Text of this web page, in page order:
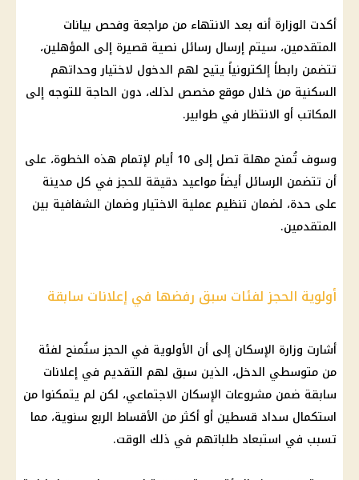
أكدت الوزارة أنه بعد الانتهاء من مراجعة وفحص بيانات
المتقدمين، سيتم إرسال رسائل نصية قصيرة إلى المؤهلين،
تتضمن رابطاً إلكترونياً يتيح لهم الدخول لاختيار وحداتهم
السكنية من خلال موقع مخصص لذلك، دون الحاجة للتوجه إلى
المكاتب أو الانتظار في طوابير.
وسوف تُمنح مهلة تصل إلى 10 أيام لإتمام هذه الخطوة، على
أن تتضمن الرسائل أيضاً مواعيد دقيقة للحجز في كل مدينة
على حدة، لضمان تنظيم عملية الاختيار وضمان الشفافية بين
المتقدمين.
أولوية الحجز لفئات سبق رفضها في إعلانات سابقة
أشارت وزارة الإسكان إلى أن الأولوية في الحجز ستُمنح لفئة
من متوسطي الدخل، الذين سبق لهم التقديم في إعلانات
سابقة ضمن مشروعات الإسكان الاجتماعي، لكن لم يتمكنوا من
استكمال سداد قسطين أو أكثر من الأقساط الربع سنوية، مما
تسبب في استبعاد طلباتهم في ذلك الوقت.